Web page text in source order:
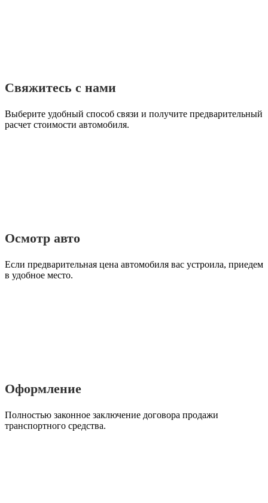
Свяжитесь с нами
Выберите удобный способ связи и получите предварительный
расчет стоимости автомобиля.
Осмотр авто
Если предварительная цена автомобиля вас устроила, приедем
в удобное место.
Оформление
Полностью законное заключение договора продажи
транспортного средства.